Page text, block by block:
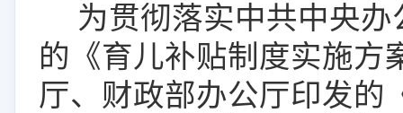
为贯彻落实中共中央
的 《育儿补贴制度实施方
厅、财政部办公厅印发的